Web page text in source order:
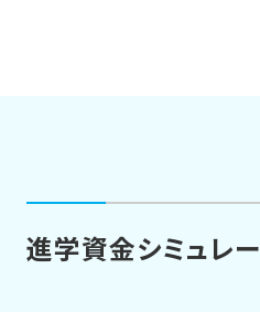
進学資金シミュレ